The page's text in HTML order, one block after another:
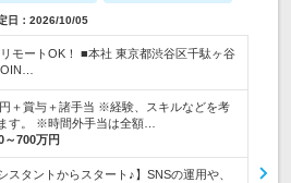
日：2026/10/05
モートOK！ ■本社 東京都渋谷区千駄ヶ谷
＋賞与＋諸手当 ※経験、スキルなどを考
す。 ※時間外手当は全額…
～700万円
スタントからスタート♪】SNSの運用や、